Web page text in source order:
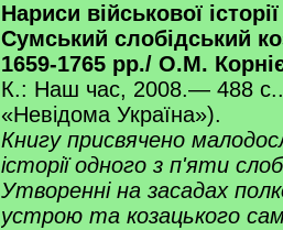
Нариси військової
Сумський слобідський
1659-1765 рр./ О.М.
К.: Наш час, 2008.— 488
«Невідома Україна»).
Книгу присвячено
історії одного з п'яти
Утворенні на засадах
устрою та козацького